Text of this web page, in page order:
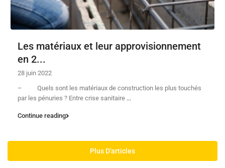
Les matériaux et leur approvisionnement
en 2...
28 juin 2022
– Quels sont les matériaux de construction les plus touchés
par les pénuries ? Entre crise sanitaire ...
Continue reading
Plus D'articles